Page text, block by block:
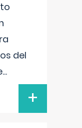
del
...
+